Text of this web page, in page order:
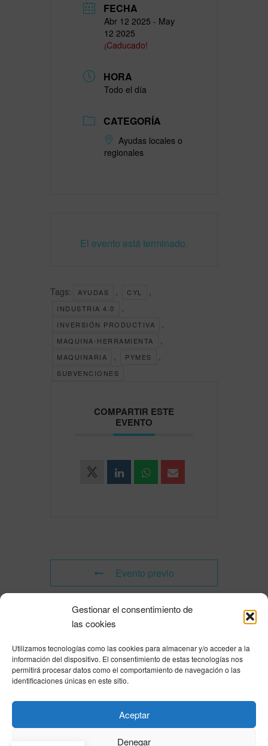
Gestionar el consentimiento de
las cookies
Utilizamos tecnologías como las cookies para almacenar y/o acceder a la
información del dispositivo. El consentimiento de estas tecnologías nos
permitirá procesar datos como el comportamiento de navegación o las
identificaciones únicas en este sitio.
Aceptar
Denegar
FECHA
Abr 12 2025 - May
12 2025
¡Caducado!
HORA
Todo el día
CATEGORÍA
Ayudas locales o
regionales
El evento está terminado.
Tags: AYUDAS CYL
INDUSTRIA 4.0
INVERSIÓN PRODUCTIVA
MAQUINA-HERRAMIENTA
MAQUINARIA PYMES
SUBVENCIONES
COMPARTIR ESTE
EVENTO
Evento previo
Evento siguiente
Powered byModern Events Calendar
Política de privacidad| Aviso Legal|Política de cookies|DNSH|Trabaja con
nosotros
HOME